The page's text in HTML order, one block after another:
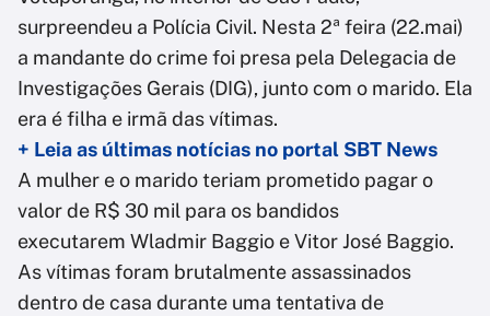
surpreendeu a Polícia Civil. Nesta 2ª feira (22.mai)
a mandante do crime foi presa pela Delegacia de
Investigações Gerais (DIG), junto com o marido. Ela
era é filha e irmã das vítimas.
+ Leia as últimas notícias no portal SBT News
A mulher e o marido teriam prometido pagar o
valor de R$ 30 mil para os bandidos
executarem Wladmir Baggio e Vitor José Baggio.
As vítimas foram brutalmente assassinados
dentro de casa durante uma tentativa de